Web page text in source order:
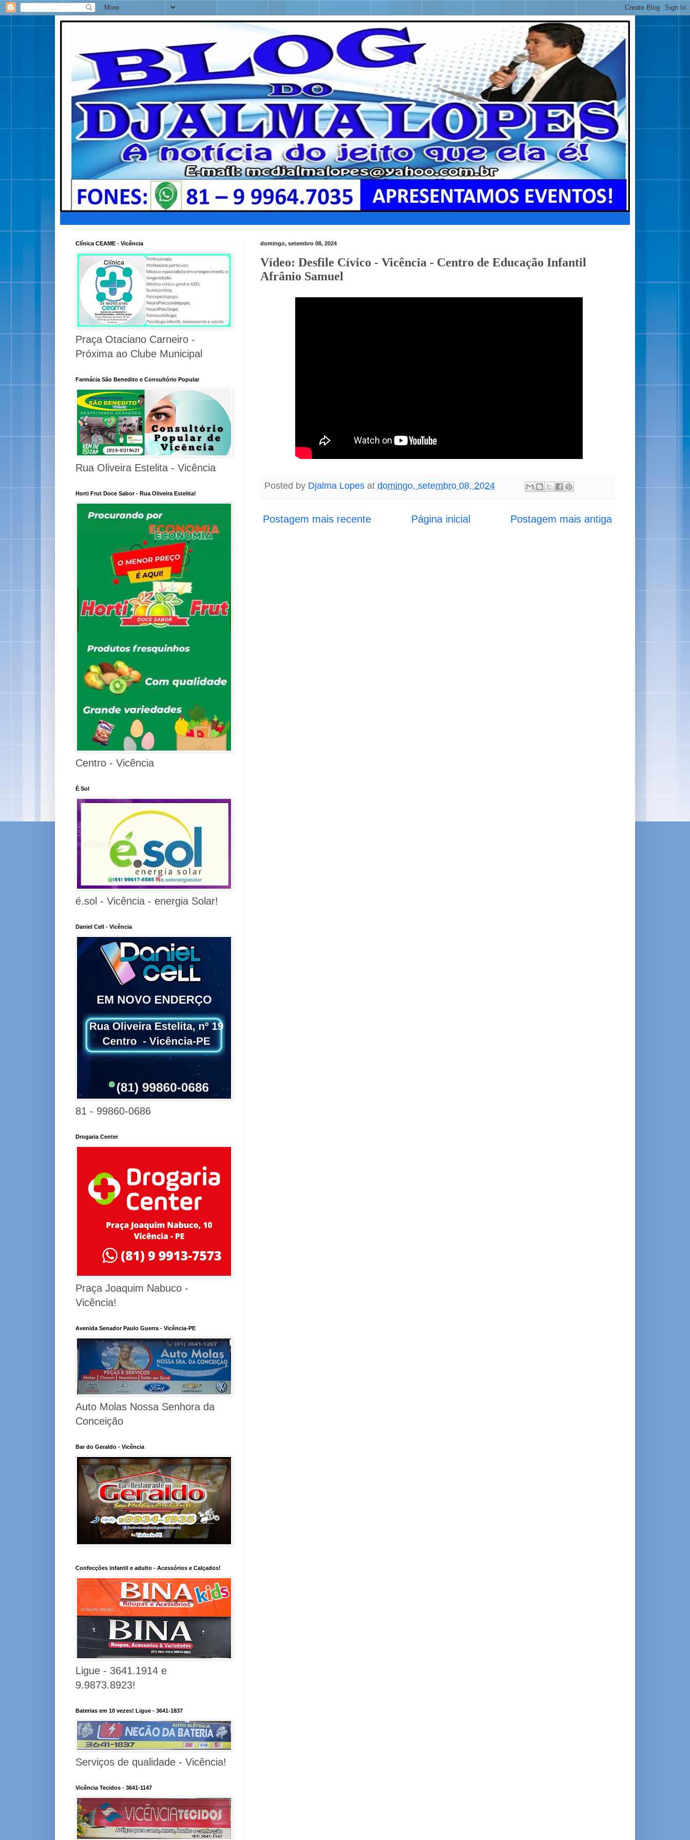
domingo, setembro 08, 2024
Vídeo: Desfile Cívico - Vicência - Centro de Educação Infantil
Afrânio Samuel
Posted by Djalma Lopes at domingo, setembro 08, 2024
Postagem mais recente Postagem mais antiga
Página inicial
Clínica CEAME - Vicência
Praça Otaciano Carneiro -
Próxima ao Clube Municipal
Farmácia São Benedito e Consultório Popular
Rua Oliveira Estelita - Vicência
Horti Frut Doce Sabor - Rua Oliveira Estelita!
Centro - Vicência
É Sol
é.sol - Vicência - energia Solar!
Daniel Cell - Vicência
81 - 99860-0686
Drogaria Center
Praça Joaquim Nabuco -
Vicência!
Avenida Senador Paulo Guerra - Vicência-PE
Auto Molas Nossa Senhora da
Conceição
Bar do Geraldo - Vicência
Confecções infantil e adulto - Acessórios e Calçados!
Ligue - 3641.1914 e
9.9873.8923!
Baterias em 10 vezes! Ligue - 3641-1837
Serviços de qualidade - Vicência!
Vicência Tecidos - 3641-1147